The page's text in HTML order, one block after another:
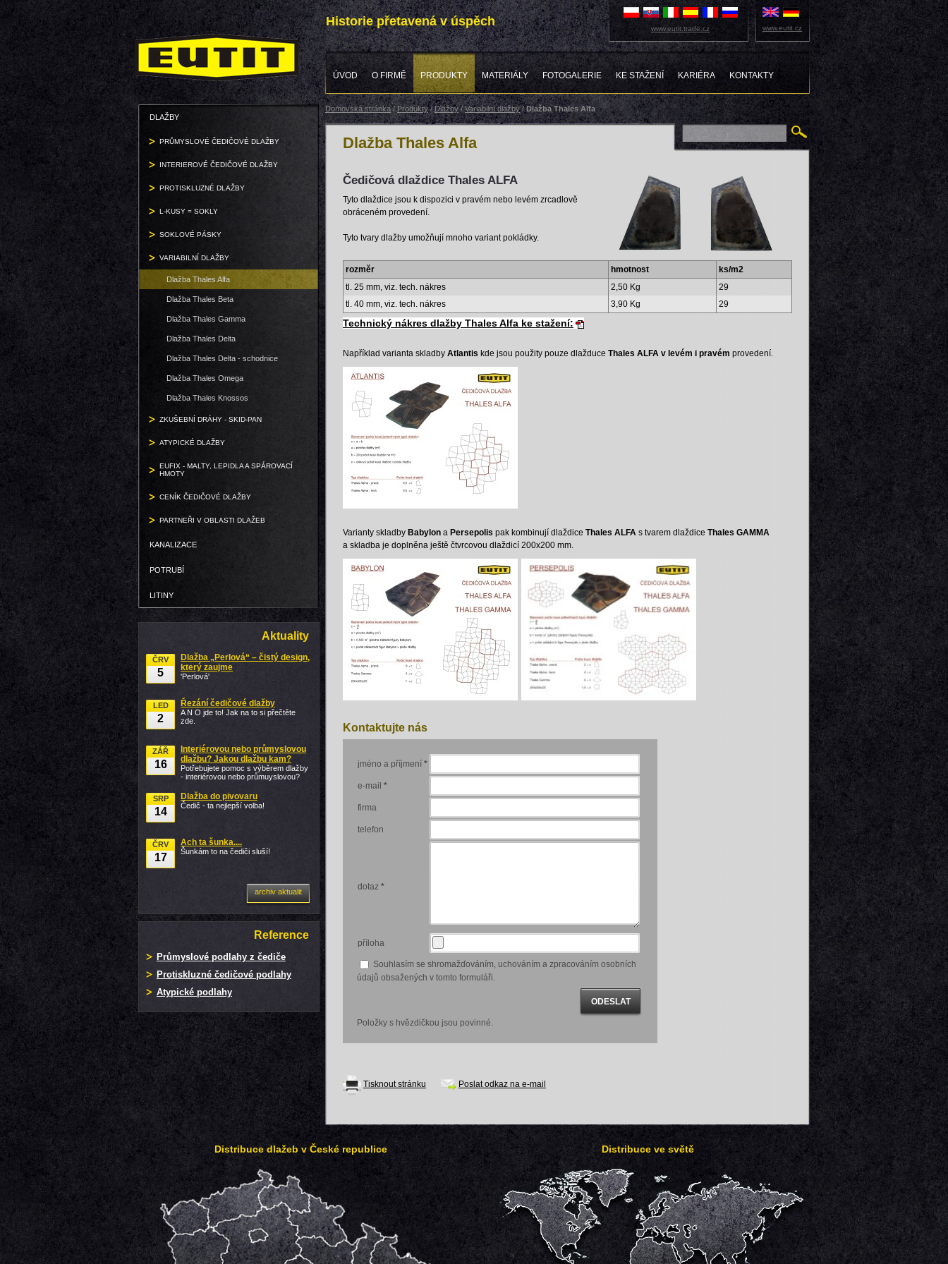
Historie přetavená v úspěch
ÚVOD O FIRMĚ PRODUKTY MATERIÁLY FOTOGALERIE KE STAŽENÍ KARIÉRA KONTAKTY
www.eutit.trade.cz www.eutit.cz
Domovská stránka/Produkty/Dlažby/Variabilní dlažby/Dlažba Thales Alfa
Dlažba Thales Alfa
Čedičová dlaždice Thales ALFA
Tyto dlaždice jsou k dispozici v pravém nebo levém zrcadlově
obráceném provedení.
Tyto tvary dlažby umožňují mnoho variant pokládky.
rozměr hmotnost ks/m2
tl. 25 mm, viz. tech. nákres 2,50 Kg
29
tl. 40 mm, viz. tech. nákres
3,90 Kg 29
Technický nákres dlažby Thales Alfa ke stažení:
Například varianta skladby Atlantis kde jsou použity pouze dlažduce Thales ALFA v levém i pravém provedení.
Varianty skladby Babylon a Persepolis pak kombinují dlaždice Thales ALFA s tvarem dlaždice Thales GAMMA
a skladba je doplněna ještě čtvrcovou dlaždicí 200x200 mm.
Kontaktujte nás
jméno a příjmení *
e-mail *
firma
telefon
dotaz *
příloha
Souhlasím se shromažďováním, uchováním a zpracováním osobních
údajů obsažených v tomto formuláři.
Položky s hvězdičkou jsou povinné.
Tisknout stránku Poslat odkaz na e-mail
DLAŽBY
PRŮMYSLOVÉ ČEDIČOVÉ DLAŽBY
INTERIEROVÉ ČEDIČOVÉ DLAŽBY
PROTISKLUZNÉ DLAŽBY
L-KUSY = SOKLY
SOKLOVÉ PÁSKY
VARIABILNÍ DLAŽBY
Dlažba Thales Alfa
Dlažba Thales Beta
Dlažba Thales Gamma
Dlažba Thales Delta
Dlažba Thales Delta - schodnice
Dlažba Thales Omega
Dlažba Thales Knossos
ZKUŠEBNÍ DRÁHY - SKID-PAN
ATYPICKÉ DLAŽBY
EUFIX - MALTY, LEPIDLA A SPÁROVACÍ
HMOTY
CENÍK ČEDIČOVÉ DLAŽBY
PARTNEŘI V OBLASTI DLAŽEB
KANALIZACE
POTRUBÍ
LITINY
Aktuality
ČRV
5
Dlažba „Perlová“ – čistý design,
který zaujme
'Perlová'
LED
2
Řezání čedičové dlažby
A N O jde to! Jak na to si přečtěte
zde.
ZÁŘ
16
Interiérovou nebo průmyslovou
dlažbu? Jakou dlažbu kam?
Potřebujete pomoc s výběrem dlažby
- interiérovou nebo průmuyslovou?
SRP
14
Dlažba do pivovaru
Čedič - ta nejlepší volba!
ČRV
17
Ach ta šunka....
Šunkám to na čediči sluší!
archiv aktualit
Reference
Průmyslové podlahy z čediče
Protiskluzné čedičové podlahy
Atypické podlahy
Distribuce dlažeb v České republice Distribuce ve světě